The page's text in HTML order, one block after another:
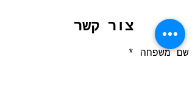
צור קשר
שם משפחה